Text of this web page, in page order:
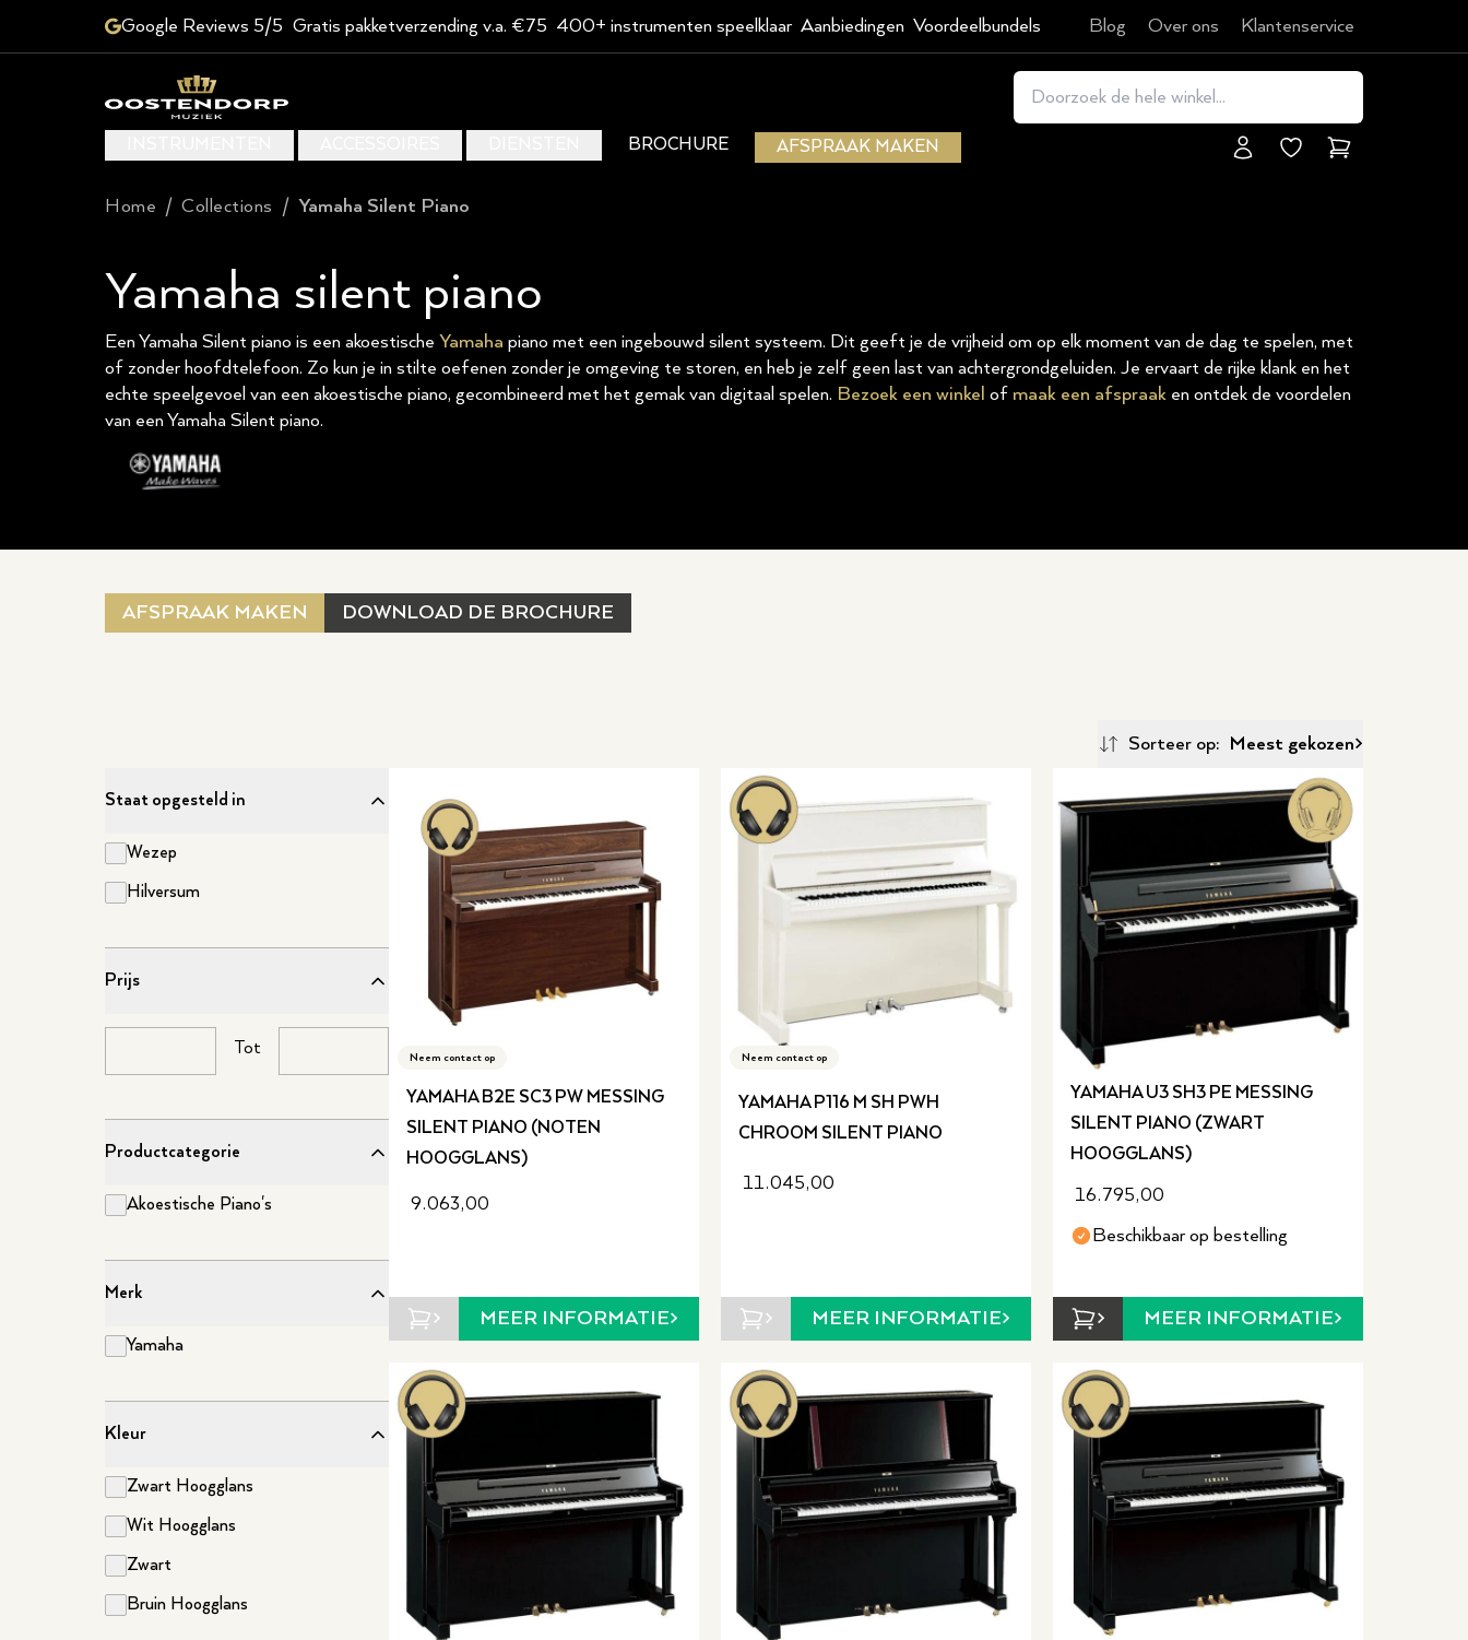
Google Reviews 5/5 Gratis pakketverzending v.a. €75 400+ instrumenten speelklaar Aanbiedingen Voordeelbundels Blog Over ons Klantenservice
BROCHURE AFSPRAAK MAKEN Winkelmand
Home / Collections / Yamaha Silent Piano
Yamaha silent piano
Een Yamaha Silent piano is een akoestische Yamaha piano met een ingebouwd silent systeem. Dit geeft je de vrijheid om op elk moment van de dag te spelen, met
of zonder hoofdtelefoon. Zo kun je in stilte oefenen zonder je omgeving te storen, en heb je zelf geen last van achtergrondgeluiden. Je ervaart de rijke klank en het
echte speelgevoel van een akoestische piano, gecombineerd met het gemak van digitaal spelen. Bezoek een winkel of maak een afspraak en ontdek de voordelen
van een Yamaha Silent piano.
AFSPRAAK MAKEN DOWNLOAD DE BROCHURE
Sorteer op: Meest gekozen
Staat opgesteld in
Wezep
Hilversum
Prijs
Tot
Productcategorie
Akoestische Piano's
Merk
Yamaha
Kleur
Zwart Hoogglans
Wit Hoogglans
Zwart
Bruin Hoogglans
Neem contact op
YAMAHA B2E SC3 PW MESSING
SILENT PIANO (NOTEN
HOOGGLANS)
9.063,00
MEER INFORMATIE
Neem contact op
YAMAHA P116 M SH PWH
CHROOM SILENT PIANO
11.045,00
MEER INFORMATIE
YAMAHA U3 SH3 PE MESSING
SILENT PIANO (ZWART
HOOGGLANS)
16.795,00
Beschikbaar op bestelling
MEER INFORMATIE